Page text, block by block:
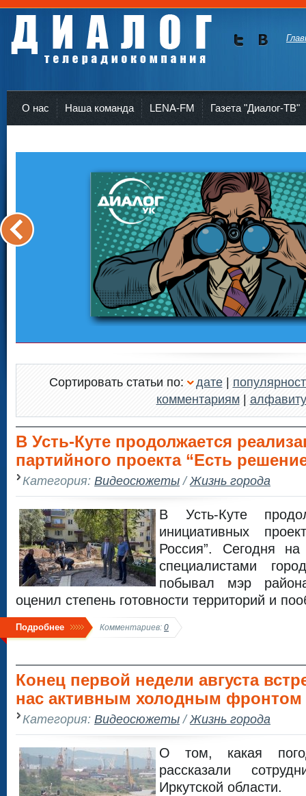
О нас Наша команда LENA-FM Газета "Диалог-ТВ"
Сортировать статьи по: дате|
комментариям| алфавиту
В Усть-Куте продолжается
партийного проекта “Есть
Категория: Видеосюжеты/Жизнь города
В Усть-Куте
инициативных
Россия”. Сегодня
специалистами
побывал мэр
оценил степень готовности территорий и
Подробнее Комментариев: 0
Конец первой недели августа
нас активным холодным фронтом
Категория: Видеосюжеты/Жизнь города
О том, какая
рассказали
Иркутской области.